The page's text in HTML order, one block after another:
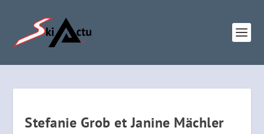
Stefanie Grob et Janine Mächler